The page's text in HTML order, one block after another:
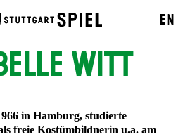
EN
WITT
in Hamburg, studierte
freie Kostümbildnerin u.a. am